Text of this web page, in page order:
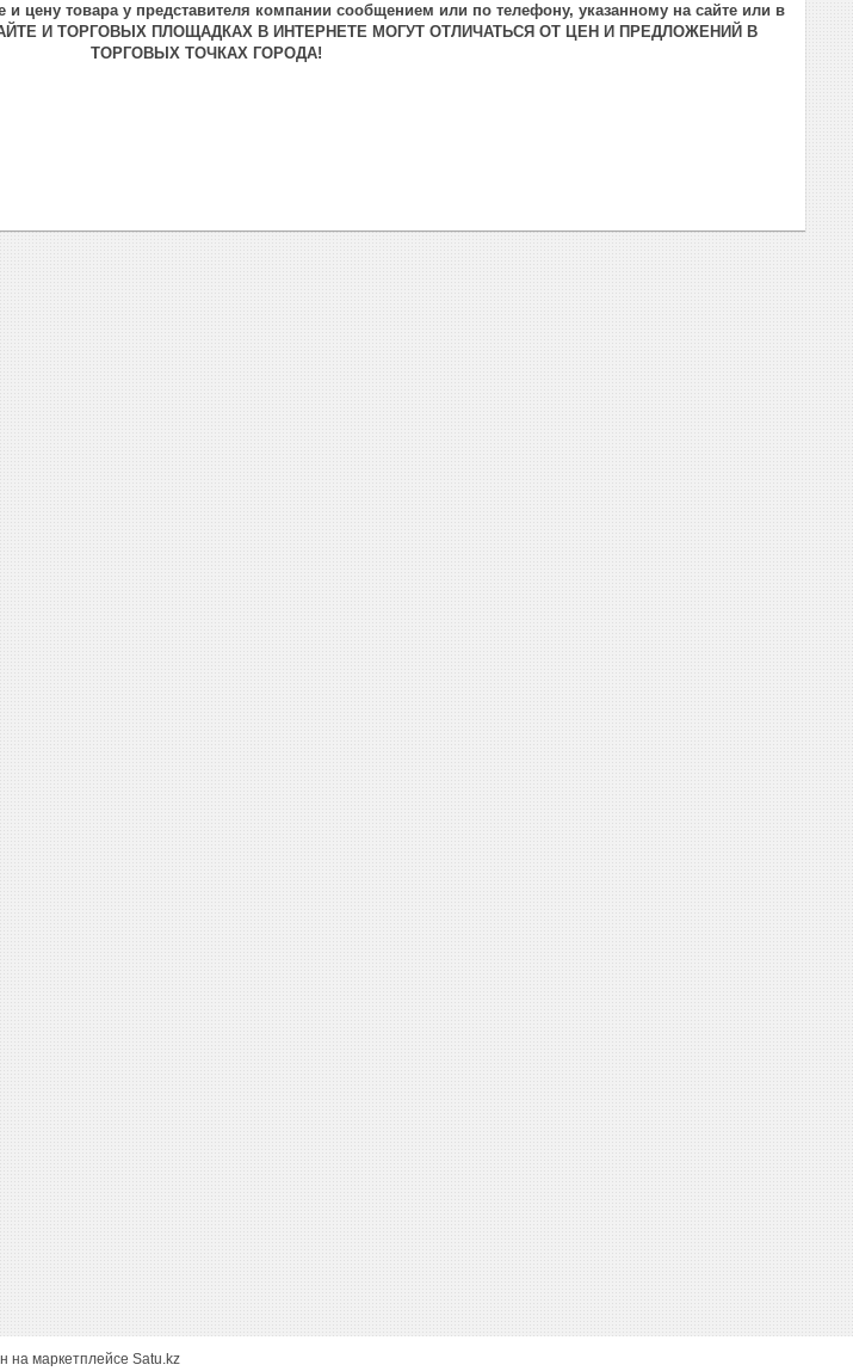
цену товара у представителя компании сообщением или по телефону, указанному на сайте или в
И ТОРГОВЫХ ПЛОЩАДКАХ В ИНТЕРНЕТЕ МОГУТ ОТЛИЧАТЬСЯ ОТ ЦЕН И ПРЕДЛОЖЕНИЙ В
ТОРГОВЫХ ТОЧКАХ ГОРОДА!
на маркетплейсе Satu.kz